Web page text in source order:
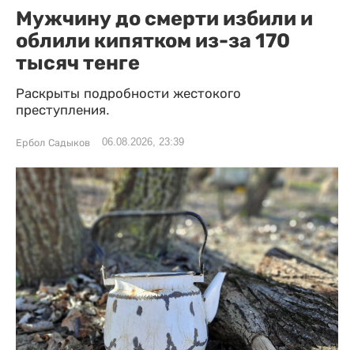
Мужчину до смерти избили и
облили кипятком из-за 170
тысяч тенге
Раскрыты подробности жестокого
преступления.
Ербол Садыков 06.08.2026, 23:39